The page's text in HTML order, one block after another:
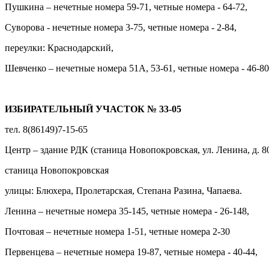
Пушкина – нечетные номера 59-71, четные номера - 64-72,
Суворова - нечетные номера 3-75, четные номера - 2-84,
переулки: Краснодарский,
Шевченко – нечетные номера 51А, 53-61, четные номера - 46-
ИЗБИРАТЕЛЬНЫЙ УЧАСТОК № 33-05
тел. 8(86149)7-15-65
Центр – здание РДК (станица Новопокровская, ул. Ленина, д.
станица Новопокровская
улицы: Блюхера, Пролетарская, Степана Разина, Чапаева.
Ленина – нечетные номера 35-145, четные номера - 26-148,
Почтовая – нечетные номера 1-51, четные номера 2-30
Первенцева – нечетные номера 19-87, четные номера - 40-44,